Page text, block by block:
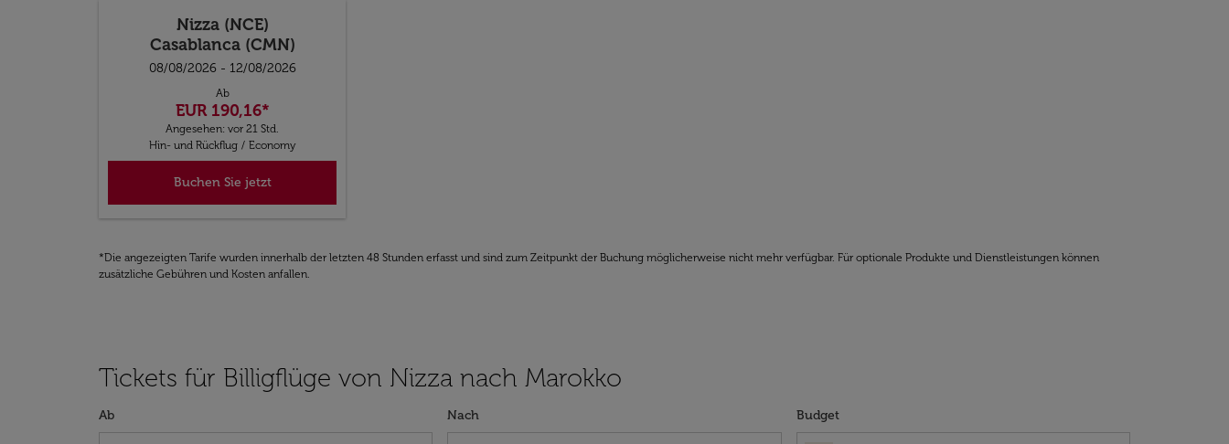
Nizza (NCE)
Casablanca (CMN)
08/08/2026 - 12/08/2026
Ab
EUR 190,16*
Angesehen: vor 21 Std.
Hin- und Rückflug / Economy
Buchen Sie jetzt
*Die angezeigten Tarife wurden innerhalb der letzten 48 Stunden erfasst und sind zum Zeitpunkt der Buchung möglicherweise nicht mehr verfügbar. Für optionale Produkte und Dienstleistungen können
zusätzliche Gebühren und Kosten anfallen.
Tickets für Billigflüge von Nizza nach Marokko
Ab Nach Budget